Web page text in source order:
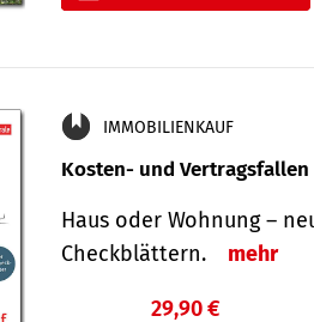
IMMOBILIENKAUF
Kosten- und
Haus oder Wohnung –
Check­blättern.
mehr
29,90 €